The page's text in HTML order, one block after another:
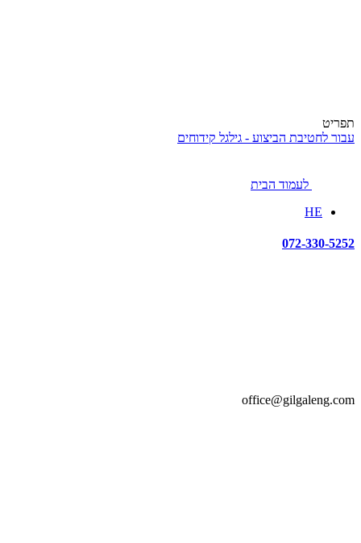
תפריט
עבור לחטיבת הביצוע - גילגל קידוחים
לעמוד הבית
HE
072-330-5252
office@gilgaleng.com